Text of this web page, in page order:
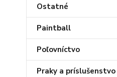
Ostatné
Paintball
Poľovníctvo
Praky a príslušenstvo